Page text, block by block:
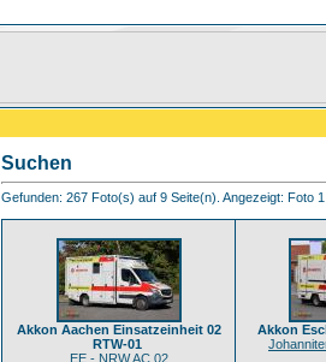
Suchen
Gefunden: 267 Foto(s) auf 9 Seite(n). Angezeigt: Foto
Akkon Aachen Einsatzeinheit 02
RTW-01
EE - NRW AC 02
Akkon